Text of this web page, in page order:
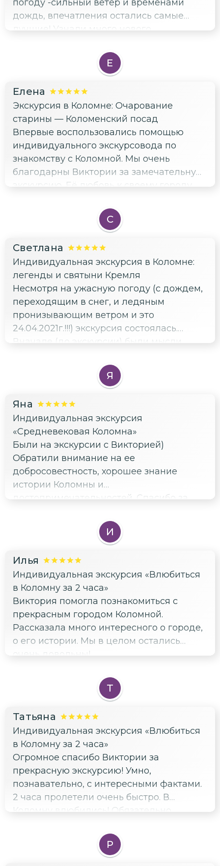
погоду -сильный ветер и временами
дождь, впечатления остались самые
лучшие! Узнали много нового,
Хотим теперь посетить другие экскурсии
Е
Елена
Экскурсия в Коломне: Очарование
старины — Коломенский посад
Впервые воспользовались помощью
индивидуального экскурсовода по
знакомству с Коломной. Мы очень
благодарны Виктории за замечательную
экскурсию. Её любовь к своему городу
этом городе ещё раз.
С
Светлана
Индивидуальная экскурсия в Коломне:
легенды и святыни Кремля
Несмотря на ужасную погоду (с дождем,
переходящим в снег, и ледяным
пронизывающим ветром и это
24.04.2021г.!!!) экскурсия состоялась.
Вначале (до экскурсии) были мысли
свернуть экскурсию. Встреча состоялась
у Пятницких ворот. Виктория своим
забыть о ненастье, хотелось ее слушать и
впитывать информацию. Она
великолепно знает историю (от
древности и до наших дней) не только
Коломны, но и "всея Руси". Интересно
было слушать об иконах и жизни святых.
Все органично сплелось в ее
исторические здания. Нам очень
понравилась экскурсия, проведенная
комфортно. Спасибо ей за глубокие
знания и умение их преподнести не
скучно, а живо и интересно. Знания
огромные, чувствуется великолепное
образование.
Я
Яна
Индивидуальная экскурсия
«Средневековая Коломна»
Были на экскурсии с Викторией)
Обратили внимание на ее
добросовестность, хорошее знание
истории Коломны и
достопримечательностей. Спасибо за
И
Илья
Индивидуальная экскурсия «Влюбиться
в Коломну за 2 часа»
Виктория помогла познакомиться с
прекрасным городом Коломной.
Рассказала много интересного о городе,
о его истории. Мы в целом остались
очень довольны!
Т
Татьяна
Индивидуальная экскурсия «Влюбиться
в Коломну за 2 часа»
Огромное спасибо Виктории за
прекрасную экскурсию! Умно,
познавательно, с интересными фактами.
2 часа пролетели очень быстро. В
Коломну влюбились! Обязательно
увидели 1/100 красот города и его
Р